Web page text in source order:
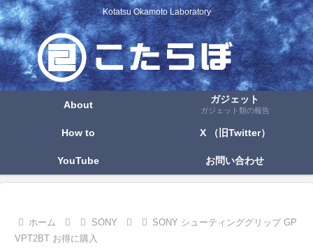
Kotatsu Okamoto Laboratory
About ガジェット
ガジェット類の報告
How to X （旧Twitter）
YouTube お問い合わせ
ホーム SONY
SONY シューティンググリップ GP
VPT2BT お得に購入